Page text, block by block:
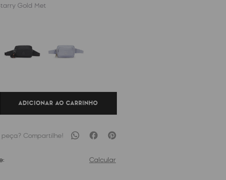
Gold Met
ADICIONAR AO CARRINHO
Calcular